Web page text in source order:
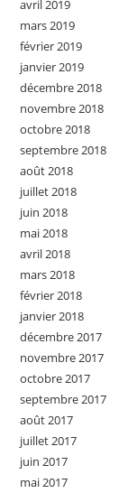
avril 2019
mars 2019
février 2019
janvier 2019
décembre 2018
novembre 2018
octobre 2018
septembre 2018
août 2018
juillet 2018
juin 2018
mai 2018
avril 2018
mars 2018
février 2018
janvier 2018
décembre 2017
novembre 2017
octobre 2017
septembre 2017
août 2017
juillet 2017
juin 2017
mai 2017